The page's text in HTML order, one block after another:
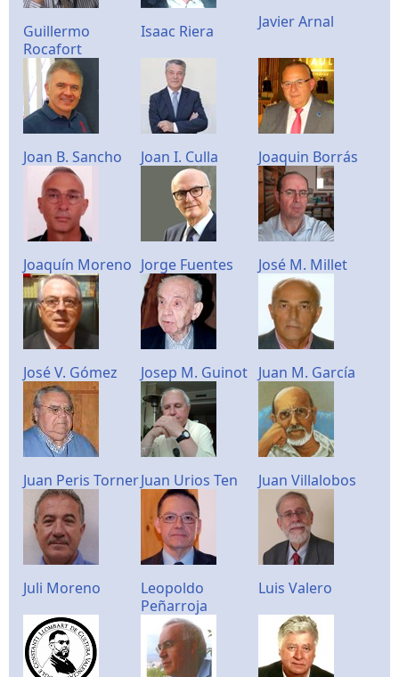
Guillermo
Rocafort
Isaac Riera Javier Arnal
Joan B. Sancho Joan I. Culla Joaquin Borrás
Joaquín Moreno Jorge Fuentes José M. Millet
José V. Gómez Josep M. Guinot Juan M. García
Juan Peris TornerJuan Urios Ten Juan Villalobos
Juli Moreno
Leopoldo
Peñarroja
Luis Valero